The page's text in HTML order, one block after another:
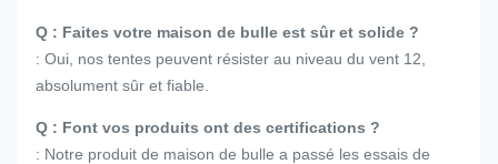
Q : Faites votre maison de bulle est sûr et solide ?
: Oui, nos tentes peuvent résister au niveau du vent 12,
absolument sûr et fiable.
Q : Font vos produits ont des certifications ?
: Notre produit de maison de bulle a passé les essais de